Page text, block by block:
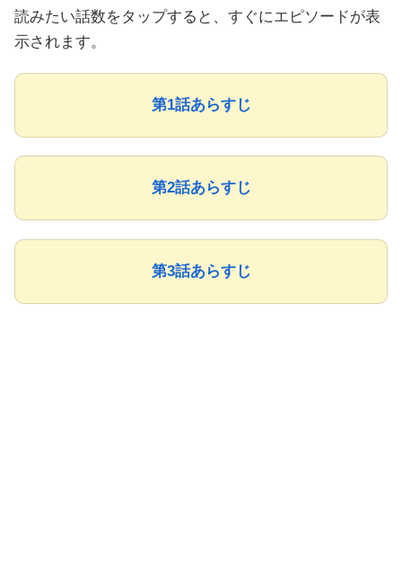
読みたい話数をタップすると、すぐにエピソードが表
示されます。
第1話あらすじ
第2話あらすじ
第3話あらすじ